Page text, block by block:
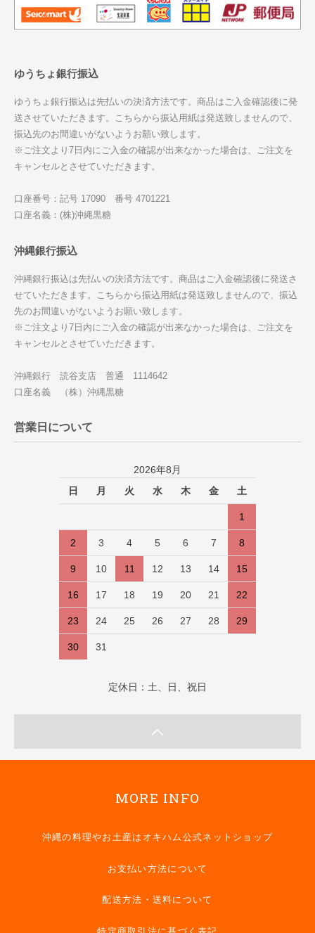
ゆうちょ銀行振込
ゆうちょ銀行振込は先払いの決済方法です。商品はご入金確認後に発
送させていただきます。こちらから振込用紙は発送致しませんので、
振込先のお間違いがないようお願い致します。
※ご注文より7日内にご入金の確認が出来なかった場合は、ご注文を
キャンセルとさせていただきます。
口座番号：記号 17090 番号 4701221
口座名義：(株)沖縄黒糖
沖縄銀行振込
沖縄銀行振込は先払いの決済方法です。商品はご入金確認後に発送さ
せていただきます。こちらから振込用紙は発送致しませんので、振込
先のお間違いがないようお願い致します。
※ご注文より7日内にご入金の確認が出来なかった場合は、ご注文を
キャンセルとさせていただきます。
沖縄銀行 読谷支店 普通 1114642
口座名義 （株）沖縄黒糖
営業日について
2026年8月
日
月 火 水 木 金 土
1
2 3 4 5 6 7 8
9 10 11 12 13 14 15
16 17 18 19 20 21 22
23 24 25 26 27 28 29
30 31
定休日：土、日、祝日
MORE INFO
沖縄の料理やお土産はオキハム公式ネットショップ
お支払い方法について
配送方法・送料について